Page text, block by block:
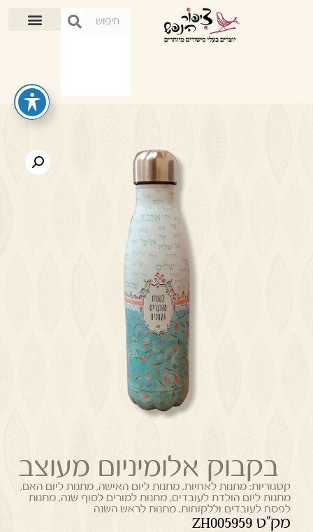
בקבוק אלומיניום מעוצב
קטגוריות: מתנות לאחיות,מתנות ליום האישה,מתנות ליום האם,
מתנות ליום הולדת לעובדים,מתנות למורים לסוף שנה,מתנות
לפסח לעובדים וללקוחות,מתנות לראש השנה
מק"ט ZH005959